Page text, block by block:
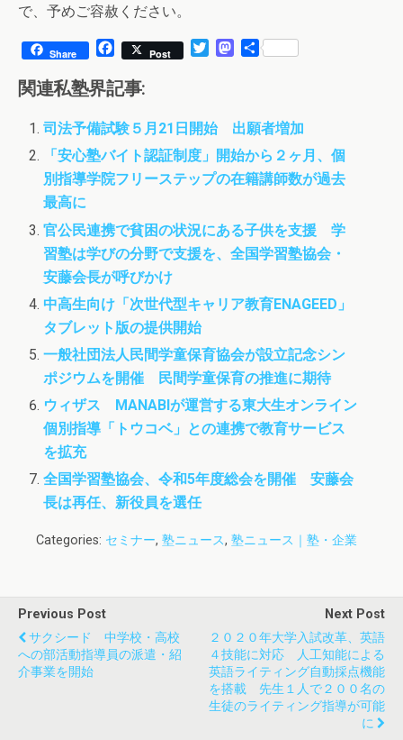
で、予めご容赦ください。
Share
F
c
e
b
o
o
k
Post
t
e
M
o
d
o
n
共
関連私塾界記事:
司法予備試験５月21日開始 出願者増加
「安心塾バイト認証制度」開始から２ヶ月、個
別指導学院フリーステップの在籍講師数が過去
最高に
官公民連携で貧困の状況にある子供を支援 学
習塾は学びの分野で支援を、全国学習塾協会・
安藤会長が呼びかけ
中高生向け「次世代型キャリア教育ENAGEED」
タブレット版の提供開始
一般社団法人民間学童保育協会が設立記念シン
ポジウムを開催 民間学童保育の推進に期待
ウィザス MANABIが運営する東大生オンライン
個別指導「トウコベ」との連携で教育サービス
を拡充
全国学習塾協会、令和5年度総会を開催 安藤会
長は再任、新役員を選任
Categories: セミナー, 塾ニュース, 塾ニュース｜塾・企業
Previous Post
サクシード 中学校・高校
への部活動指導員の派遣・紹
介事業を開始
Next Post
２０２０年大学入試改革、英語
４技能に対応 人工知能による
英語ライティング自動採点機能
を搭載 先生１人で２００名の
生徒のライティング指導が可能
に